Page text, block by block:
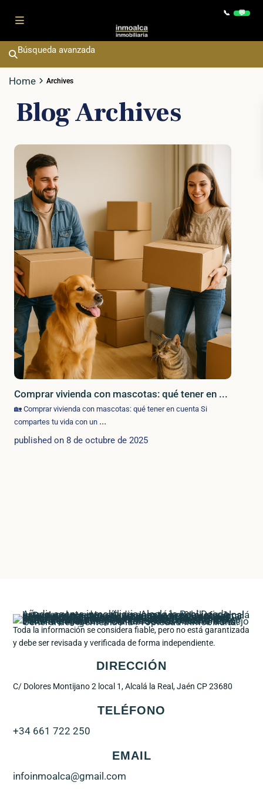
Búsqueda avanzada
Home Archives
Blog Archives
Comprar vivienda con mascotas: qué tener en ...
🏡 Comprar vivienda con mascotas: qué tener en cuenta Si
compartes tu vida con un ...
published on 8 de octubre de 2025
Toda la información se considera fiable, pero no está garantizada
y debe ser revisada y verificada de forma independiente.
DIRECCIÓN
C/ Dolores Montijano 2 local 1, Alcalá la Real, Jaén CP 23680
TELÉFONO
+34 661 722 250
EMAIL
infoinmoalca@gmail.com
📞 💬